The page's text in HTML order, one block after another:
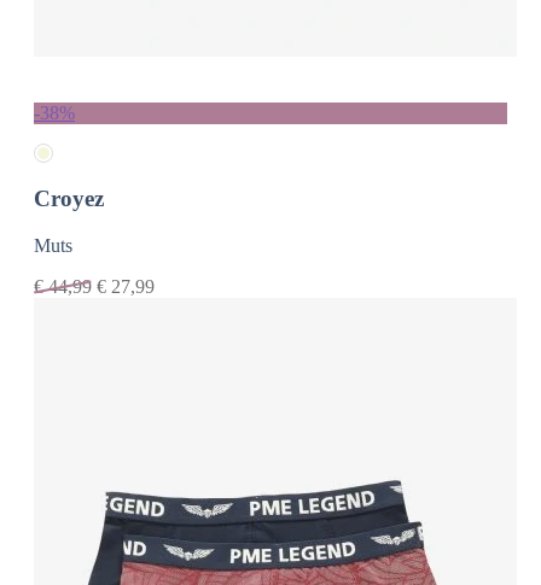
-38%
Croyez
Muts
€44,99 € 27,99